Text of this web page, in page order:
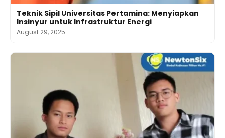
Teknik Sipil Universitas Pertamina: Menyiapkan
Insinyur untuk Infrastruktur Energi
August 29, 2025